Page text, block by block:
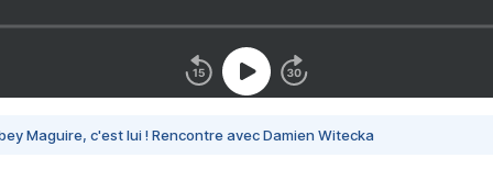
Maguire, c'est lui ! Rencontre avec Damien Witecka